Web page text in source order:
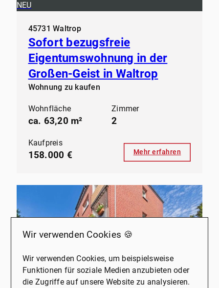
NEU
45731 Waltrop
Sofort bezugsfreie
Eigentumswohnung in der
Großen-Geist in Waltrop
Wohnung zu kaufen
Wohnfläche
ca. 63,20 m²
Zimmer
2
Kaufpreis
158.000 € Mehr erfahren
Wir verwenden Cookies 🍪
Wir verwenden Cookies, um beispielsweise
Funktionen für soziale Medien anzubieten oder
die Zugriffe auf unsere Website zu analysieren.